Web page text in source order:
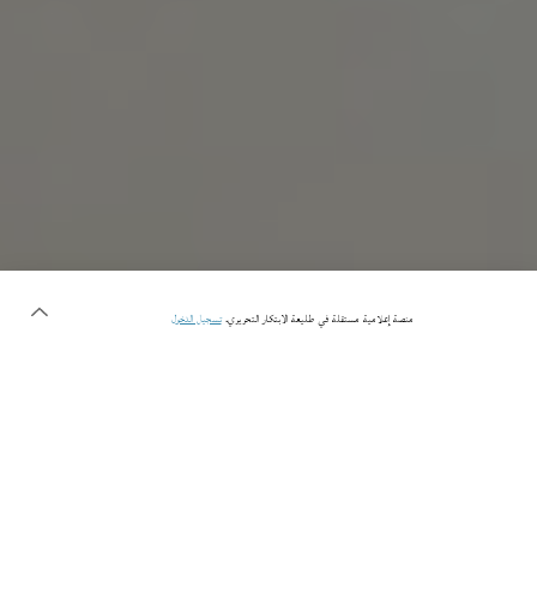
منصة إعلامية مستقلة في طليعة الابتكار التحريري.تسجيل الدخول